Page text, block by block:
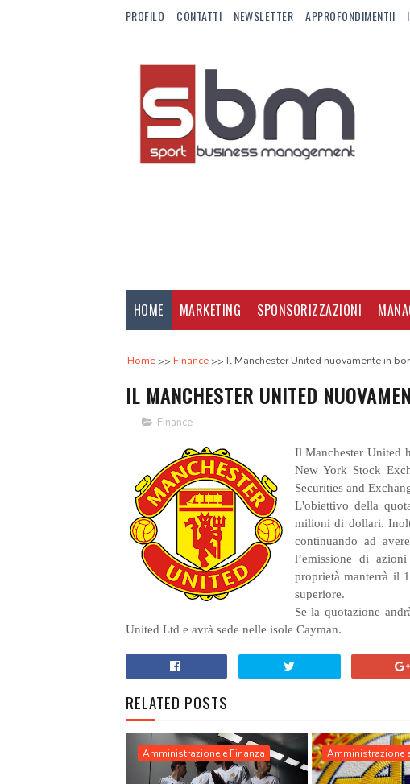
PROFILO CONTATTI NEWSLETTER APPROFONDIMENTII
HOME MARKETING SPONSORIZZAZIONI
Home Finance Il Manchester United nuovamente in
IL MANCHESTER UNITED
Finance
Il Manchester United
New York Stock
Securities and
L'obiettivo della
milioni di dollari.
continuando ad
l’emissione di
proprietà manterrà il
superiore.
Se la quotazione
United Ltd e avrà sede nelle isole Cayman.
RELATED POSTS
Amministrazione e Finanza Amministrazione